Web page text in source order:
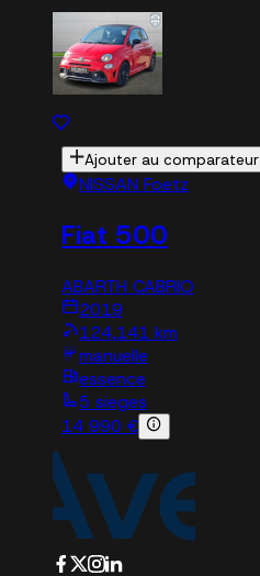
Ajouter au comparateur
NISSAN Foetz
Fiat 500
ABARTH CABRIO
2019
124,141 km
manuelle
essence
5 sieges
14 990 €